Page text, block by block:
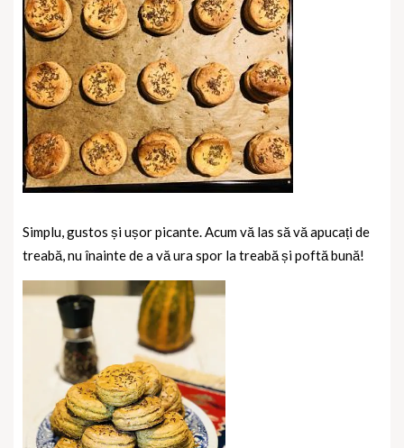
Simplu, gustos și ușor picante. Acum vă las să vă apucați de
treabă, nu înainte de a vă ura spor la treabă și poftă bună!